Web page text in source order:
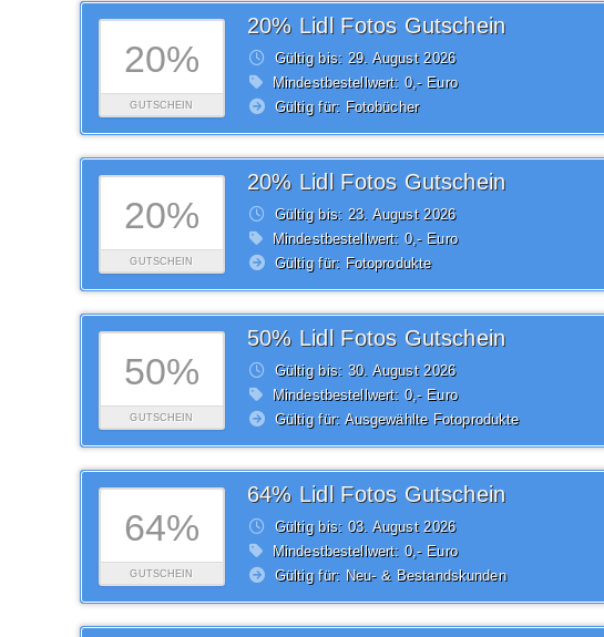
20%
GUTSCHEIN
20% Lidl Fotos Gutschein
Gültig bis: 29. August2026
Mindestbestellwert: 0,- Euro
Gültig für: Fotobücher
20%
GUTSCHEIN
20% Lidl Fotos Gutschein
Gültig bis: 23. August2026
Mindestbestellwert: 0,- Euro
Gültig für: Fotoprodukte
50%
GUTSCHEIN
50% Lidl Fotos Gutschein
Gültig bis: 30. August2026
Mindestbestellwert: 0,- Euro
Gültig für: Ausgewählte Fotoprodukte
64%
GUTSCHEIN
64% Lidl Fotos Gutschein
Gültig bis: 03. August2026
Mindestbestellwert: 0,- Euro
Gültig für: Neu- & Bestandskunden